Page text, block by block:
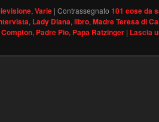
, Varie | Contrassegnato 101 cose da
, Lady Diana, libro, Madre Teresa di
, Padre Pio, Papa Ratzinger | Lascia